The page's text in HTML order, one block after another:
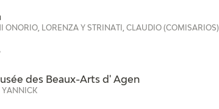
ONORIO, LORENZA Y STRINATI, CLAUDIO (COMISARIOS)
des Beaux-Arts d' Agen
YANNICK